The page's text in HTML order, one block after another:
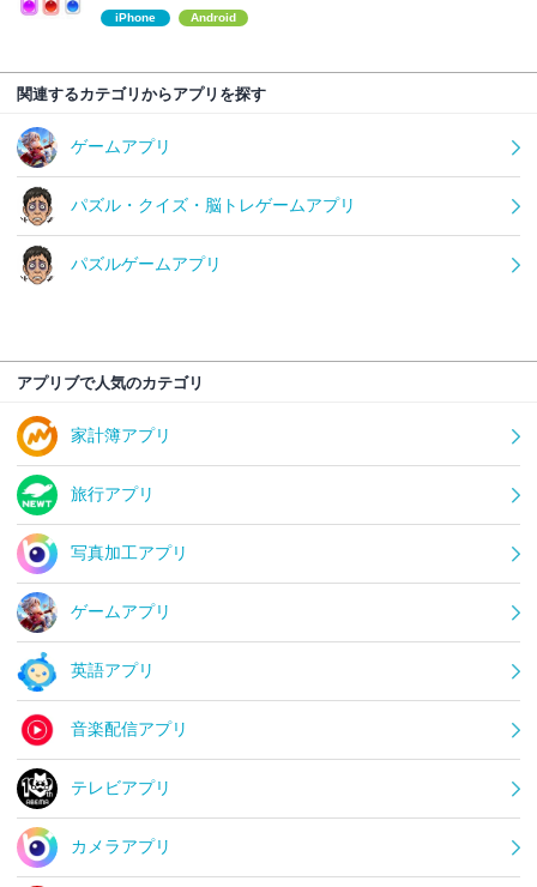
iPhone Android
関連するカテゴリからアプリを探す
ゲームアプリ
パズル・クイズ・脳トレゲームアプリ
パズルゲームアプリ
アプリブで人気のカテゴリ
家計簿アプリ
旅行アプリ
写真加工アプリ
ゲームアプリ
英語アプリ
音楽配信アプリ
テレビアプリ
カメラアプリ